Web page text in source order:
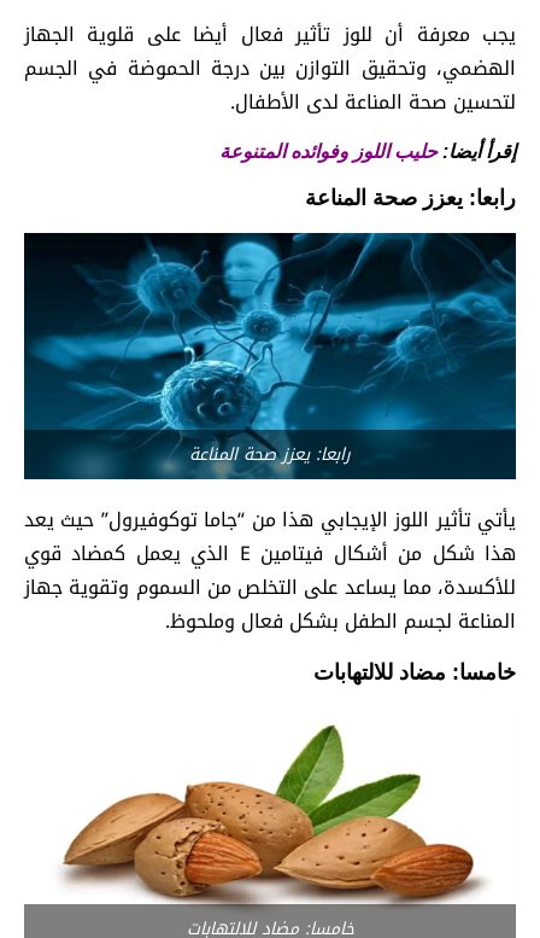
يجب معرفة أن للوز تأثير فعال أيضا على قلوية الجهاز
الهضمي، وتحقيق التوازن بين درجة الحموضة في الجسم
لتحسين صحة المناعة لدى الأطفال.
إقرأ أيضا: حليب اللوز وفوائده المتنوعة
رابعا: يعزز صحة المناعة
رابعا: يعزز صحة المناعة
يأتي تأثير اللوز الإيجابي هذا من “جاما توكوفيرول” حيث يعد
هذا شكل من أشكال فيتامين E الذي يعمل كمضاد قوي
للأكسدة، مما يساعد على التخلص من السموم وتقوية جهاز
المناعة لجسم الطفل بشكل فعال وملحوظ.
خامسا: مضاد للالتهابات
خامسا: مضاد للالتهابات